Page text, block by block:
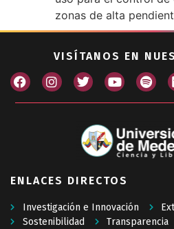
zonas de alta
VISÍTANOS EN
ENLACES DIRECTOS
Investigación e Innovación
Sostenibilidad
Transparencia